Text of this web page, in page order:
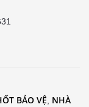
BẢO VỆ, NHÀ